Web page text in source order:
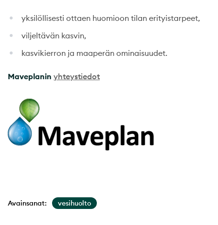
yksilöllisesti ottaen huomioon tilan erityistarpeet,
viljeltävän kasvin,
kasvikierron ja maaperän ominaisuudet.
Maveplanin yhteystiedot
Avainsanat: vesihuolto